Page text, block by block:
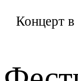
Концерт